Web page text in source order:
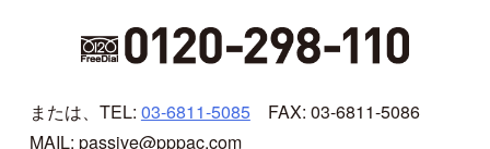
または、TEL: 03-6811-5085
FAX: 03-6811-5086
MAIL: passive@pppac.com